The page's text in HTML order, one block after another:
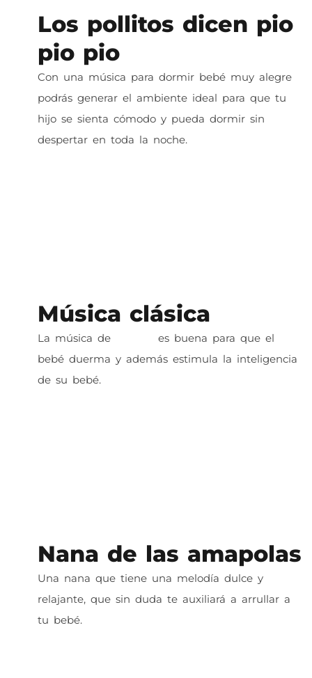
Los pollitos dicen pio
pio pio
Con una música para dormir bebé muy alegre
podrás generar el ambiente ideal para que tu
hijo se sienta cómodo y pueda dormir sin
despertar en toda la noche.
Música clásica
La música de
es buena para que el
bebé duerma y además estimula la inteligencia
de su bebé.
Nana de las amapolas
Una nana que tiene una melodía dulce y
relajante, que sin duda te auxiliará a arrullar a
tu bebé.